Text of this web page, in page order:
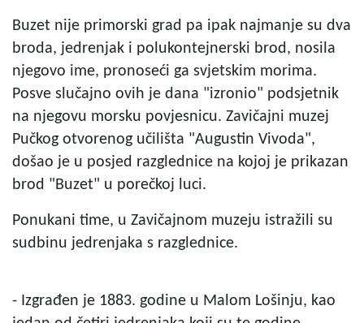
Buzet nije primorski grad pa ipak najmanje su dva
broda, jedrenjak i polukontejnerski brod, nosila
njegovo ime, pronoseći ga svjetskim morima.
Posve slučajno ovih je dana "izronio" podsjetnik
na njegovu morsku povjesnicu. Zavičajni muzej
Pučkog otvorenog učilišta "Augustin Vivoda",
došao je u posjed razglednice na kojoj je prikazan
brod "Buzet" u porečkoj luci.
Ponukani time, u Zavičajnom muzeju istražili su
sudbinu jedrenjaka s razglednice.
- Izgrađen je 1883. godine u Malom Lošinju, kao